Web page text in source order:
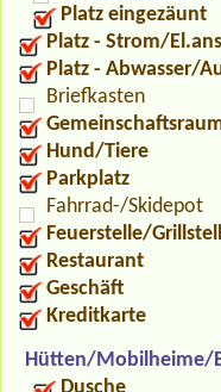
Platz eingezäunt
Platz - Strom/
Platz - Abwasser/
Briefkasten
Hund/Tiere
Parkplatz
Fahrrad-/Skidepot
Feuerstelle/
Restaurant
Geschäft
Kreditkarte
Hütten/Mobilheime/
Dusche